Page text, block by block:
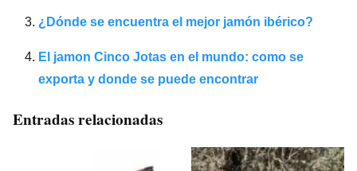
¿Dónde se encuentra el mejor jamón ibérico?
El jamon Cinco Jotas en el mundo: como se
exporta y donde se puede encontrar
Entradas relacionadas